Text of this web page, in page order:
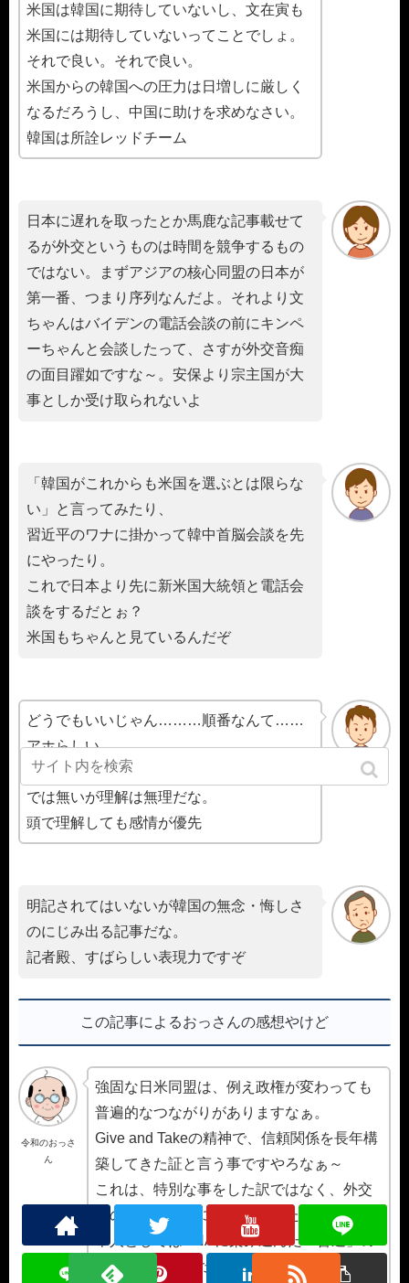
米国は韓国に期待していないし、文在寅も
米国には期待していないってことでしょ。
それで良い。それで良い。
米国からの韓国への圧力は日増しに厳しく
なるだろうし、中国に助けを求めなさい。
韓国は所詮レッドチーム
日本に遅れを取ったとか馬鹿な記事載せて
るが外交というものは時間を競争するもの
ではない。まずアジアの核心同盟の日本が
第一番、つまり序列なんだよ。それより文
ちゃんはバイデンの電話会談の前にキンペ
ーちゃんと会談したって、さすが外交音痴
の面目躍如ですな～。安保より宗主国が大
事としか受け取られないよ
「韓国がこれからも米国を選ぶとは限らな
い」と言ってみたり、
習近平のワナに掛かって韓中首脳会談を先
にやったり。
これで日本より先に新米国大統領と電話会
談をするだとぉ？
米国もちゃんと見ているんだぞ
どうでもいいじゃん………順番なんて……
アホらしい。
だから駄目なんよ、焦点は内容であり順番
では無いが理解は無理だな。
頭で理解しても感情が優先
明記されてはいないが韓国の無念・悔しさ
のにじみ出る記事だな。
記者殿、すばらしい表現力ですぞ
この記事によるおっさんの感想やけど
令和のおっさ
ん
強固な日米同盟は、例え政権が変わっても
普遍的なつながりがありますなぁ。
Give and Takeの精神で、信頼関係を長年構
築してきた証と言う事ですやろなぁ～
これは、特別な事をした訳ではなく、外交
上の常識を普通に実施してきただけで、日
本人としてはDNAに染み込んだ「普通」の
事をやっているだけですわな